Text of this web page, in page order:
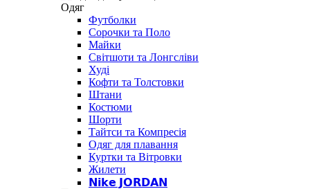
Одяг
Футболки
Сорочки та Поло
Майки
Світшоти та Лонгсліви
Худі
Кофти та Толстовки
Штани
Костюми
Шорти
Тайтси та Компресія
Одяг для плавання
Куртки та Вітровки
Жилети
𝗡𝗶𝗸𝗲 𝗝𝗢𝗥𝗗𝗔𝗡